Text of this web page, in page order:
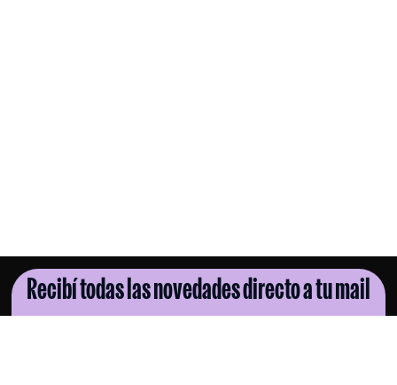
Recibí todas las novedades directo a tu mail